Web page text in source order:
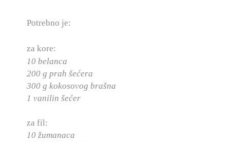
Potrebno je:
za kore:
10 belanca
200 g prah šećera
300 g kokosovog brašna
1 vanilin šećer
za fil:
10 žumanaca